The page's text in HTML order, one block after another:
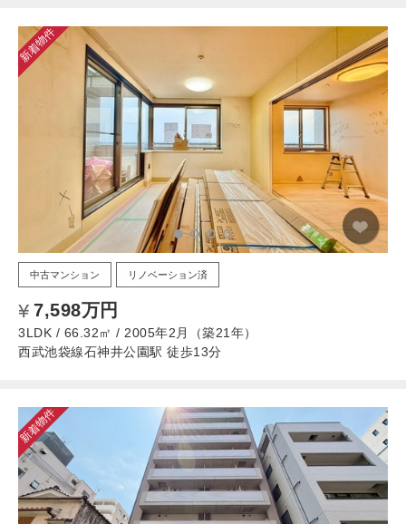
新着物件
中古マンション リノベーション済
7,598万円
3LDK / 66.32㎡ / 2005年2月（築21年）
西武池袋線石神井公園駅 徒歩13分
新着物件